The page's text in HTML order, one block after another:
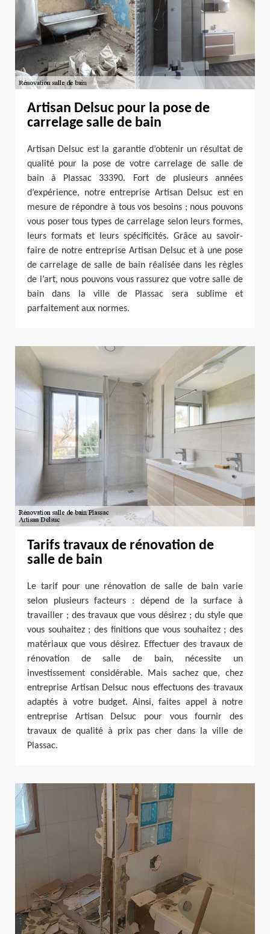
Artisan Delsuc pour la pose de
carrelage salle de bain
Artisan Delsuc est la garantie d’obtenir un résultat de
qualité pour la pose de votre carrelage de salle de
bain à Plassac 33390. Fort de plusieurs années
d’expérience, notre entreprise Artisan Delsuc est en
mesure de répondre à tous vos besoins ; nous pouvons
vous poser tous types de carrelage selon leurs formes,
leurs formats et leurs spécificités. Grâce au savoir-
faire de notre entreprise Artisan Delsuc et à une pose
de carrelage de salle de bain réalisée dans les règles
de l’art, nous pouvons vous rassurez que votre salle de
bain dans la ville de Plassac sera sublime et
parfaitement aux normes.
Tarifs travaux de rénovation de
salle de bain
Le tarif pour une rénovation de salle de bain varie
selon plusieurs facteurs : dépend de la surface à
travailler ; des travaux que vous désirez ; du style que
vous souhaitez ; des finitions que vous souhaitez ; des
matériaux que vous désirez. Effectuer des travaux de
rénovation de salle de bain, nécessite un
investissement considérable. Mais sachez que, chez
entreprise Artisan Delsuc nous effectuons des travaux
adaptés à votre budget. Ainsi, faites appel à notre
entreprise Artisan Delsuc pour vous fournir des
travaux de qualité à prix pas cher dans la ville de
Plassac.